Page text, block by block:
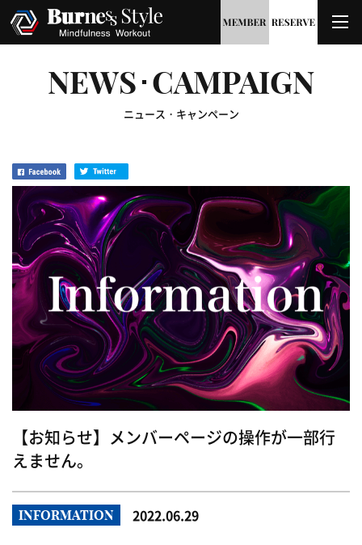
NEWS･CAMPAIGN
ニュース・キャンペーン
【お知らせ】メンバーページの操作が一部行
えません。
INFORMATION 2022.06.29